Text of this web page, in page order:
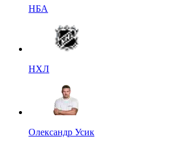
НБА
НХЛ
Олександр Усик